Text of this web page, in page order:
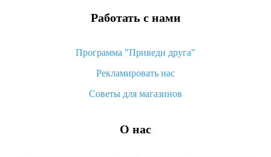
Работать с нами
Программа "Приведи друга"
Рекламировать нас
Советы для магазинов
О нас